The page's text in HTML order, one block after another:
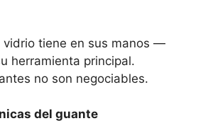
vidrio tiene en sus manos —
herramienta principal.
no son negociables.
del guante